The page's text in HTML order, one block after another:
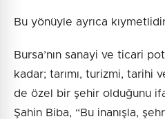
Bu yönüyle ayrıca
Bursa’nın sanayi ve ticari
kadar; tarımı, turizmi, tarihi
de özel bir şehir olduğunu
Şahin Biba, “Bu inanışla,